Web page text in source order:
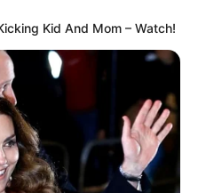
Kid And Mom – Watch!